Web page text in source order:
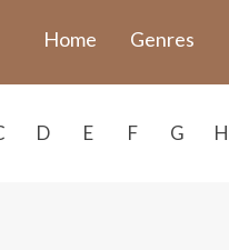
Home Genres
D E F G H